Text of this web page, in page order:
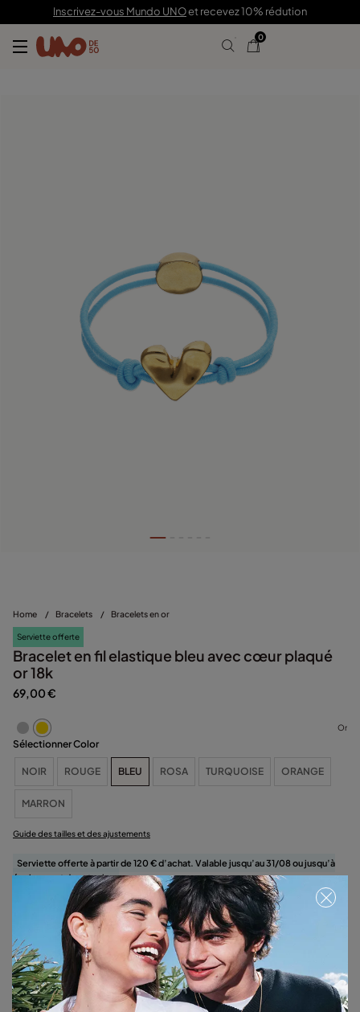
Inscrivez-vous Mundo UNOet recevez 10% rédution
0
Home / Bracelets / Bracelets en or
Serviette offerte
Bracelet en fil elastique bleu avec cœur plaqué
or 18k
69,00 €
Or
Sélectionner Color
NOIR ROUGE BLEU ROSA TURQUOISE ORANGE
MARRON
Guide des tailles et des ajustements
Serviette offerte à partir de 120 € d’achat. Valable jusqu’au 31/08 ou jusqu’à
épuisement des stocks.
Sélectionnez la taille
Détails du produit
Retours et livraisons